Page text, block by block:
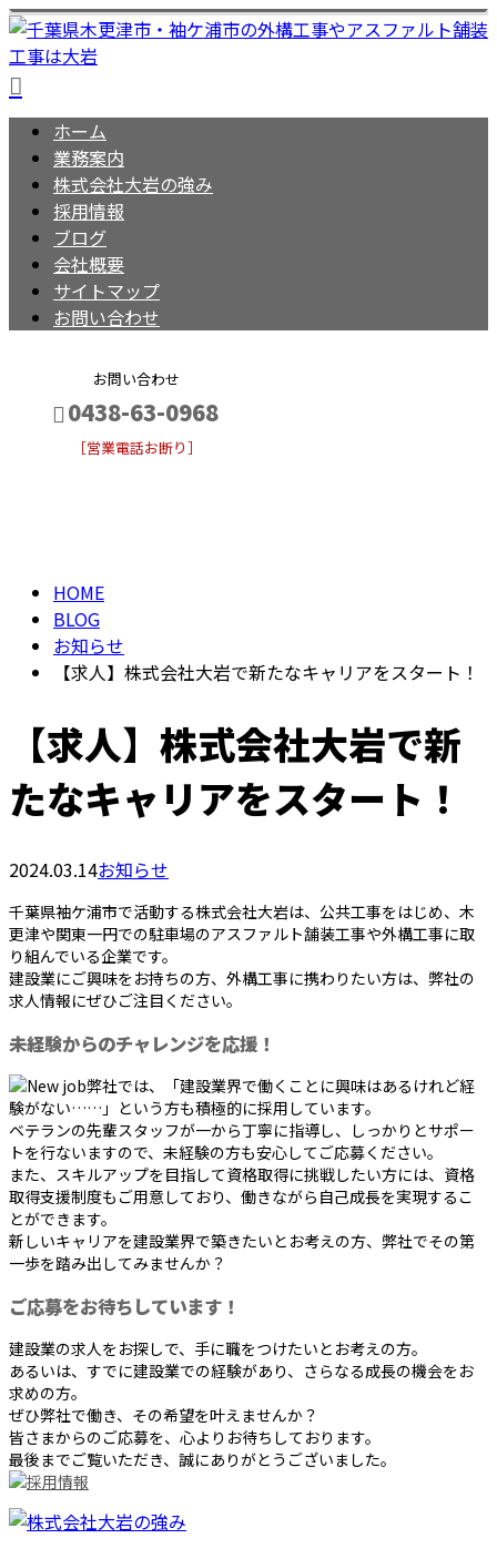
ホーム
業務案内
株式会社大岩の強み
採用情報
ブログ
会社概要
サイトマップ
お問い合わせ
お問い合わせ
0438-63-0968
［営業電話お断り］
HOME
BLOG
お知らせ
【求人】株式会社大岩で新たなキャリアをスタート！
【求人】株式会社大岩で新
たなキャリアをスタート！
2024.03.14お知らせ
千葉県袖ケ浦市で活動する株式会社大岩は、公共工事をはじめ、木
更津や関東一円での駐車場のアスファルト舗装工事や外構工事に取
り組んでいる企業です。
建設業にご興味をお持ちの方、外構工事に携わりたい方は、弊社の
求人情報にぜひご注目ください。
未経験からのチャレンジを応援！
弊社では、「建設業界で働くことに興味はあるけれど経
験がない……」という方も積極的に採用しています。
ベテランの先輩スタッフが一から丁寧に指導し、しっかりとサポー
トを行ないますので、未経験の方も安心してご応募ください。
また、スキルアップを目指して資格取得に挑戦したい方には、資格
取得支援制度もご用意しており、働きながら自己成長を実現するこ
とができます。
新しいキャリアを建設業界で築きたいとお考えの方、弊社でその第
一歩を踏み出してみませんか？
ご応募をお待ちしています！
建設業の求人をお探しで、手に職をつけたいとお考えの方。
あるいは、すでに建設業での経験があり、さらなる成長の機会をお
求めの方。
ぜひ弊社で働き、その希望を叶えませんか？
皆さまからのご応募を、心よりお待ちしております。
最後までご覧いただき、誠にありがとうございました。